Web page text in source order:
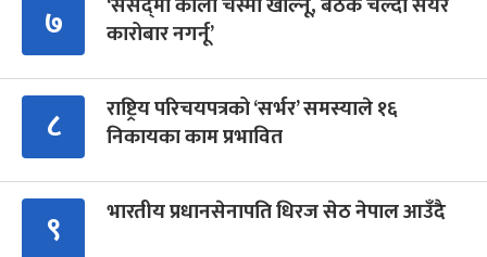
७
कारोबार नगर्नू’
८
राष्ट्रिय परिचयपत्रको ‘सर्भर’ समस्याले १६
निकायका काम प्रभावित
९ भारतीय प्रधानसेनापति धिरज सेठ नेपाल आउँदै